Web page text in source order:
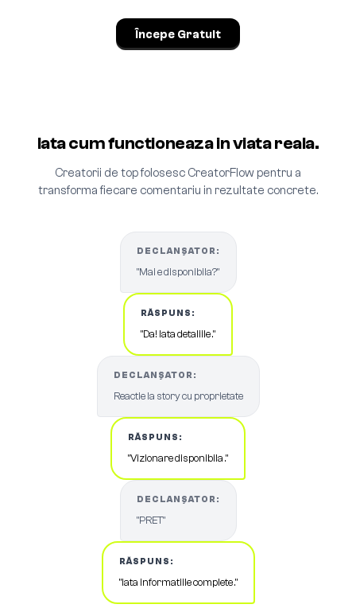
Începe Gratuit
Iata cum functioneaza in viata reala.
Creatorii de top folosesc CreatorFlow pentru a
transforma fiecare comentariu in rezultate concrete.
DECLANȘATOR:
"Mai e disponibila?"
RĂSPUNS:
"Da! Iata detaliile ."
DECLANȘATOR:
Reactie la story cu proprietate
RĂSPUNS:
"Vizionare disponibila ."
DECLANȘATOR:
"PRET"
RĂSPUNS:
"Iata informatiile complete ."